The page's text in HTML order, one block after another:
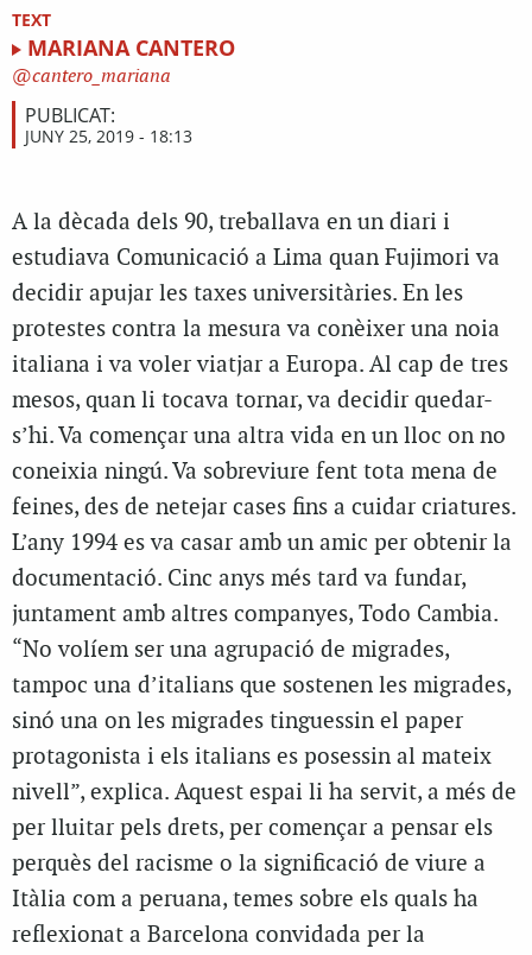
TEXT
MARIANA CANTERO
cantero_mariana
PUBLICAT:
JUNY 25, 2019 - 18:13
A la dècada dels 90, treballava en un diari i
estudiava Comunicació a Lima quan Fujimori va
decidir apujar les taxes universitàries. En les
protestes contra la mesura va conèixer una noia
italiana i va voler viatjar a Europa. Al cap de tres
mesos, quan li tocava tornar, va decidir quedar-
s’hi. Va començar una altra vida en un lloc on no
coneixia ningú. Va sobreviure fent tota mena de
feines, des de netejar cases fins a cuidar criatures.
L’any 1994 es va casar amb un amic per obtenir la
documentació. Cinc anys més tard va fundar,
juntament amb altres companyes, Todo Cambia.
“No volíem ser una agrupació de migrades,
tampoc una d’italians que sostenen les migrades,
sinó una on les migrades tinguessin el paper
protagonista i els italians es posessin al mateix
nivell”, explica. Aquest espai li ha servit, a més de
per lluitar pels drets, per començar a pensar els
perquès del racisme o la significació de viure a
Itàlia com a peruana, temes sobre els quals ha
reflexionat a Barcelona convidada per la